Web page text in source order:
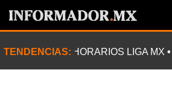
TENDENCIAS: HORARIOS LIGA MX